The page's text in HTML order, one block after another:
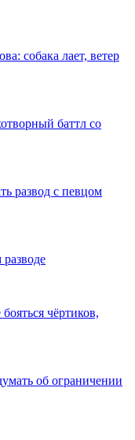
собака лает, ветер
баттл со
развод с певцом
чёртиков,
об ограничении